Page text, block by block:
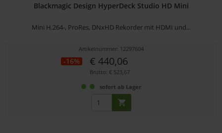
Blackmagic Design HyperDeck Studio HD Mini
Mini H.264-, ProRes, DNxHD Rekorder mit HDMI und...
Artikelnummer: 12297604
-16% € 440,06
Brutto: € 523,67
sofort ab Lager